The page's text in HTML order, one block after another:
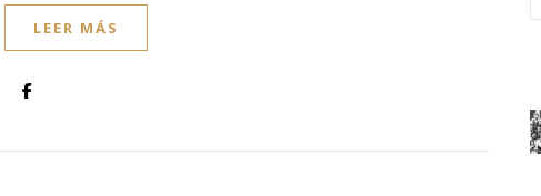
LEER MÁS